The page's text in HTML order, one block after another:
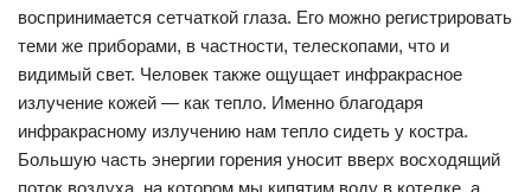
воспринимается сетчаткой глаза. Его можно регистрировать
теми же приборами, в частности, телескопами, что и
видимый свет. Человек также ощущает инфракрасное
излучение кожей — как тепло. Именно благодаря
инфракрасному излучению нам тепло сидеть у костра.
Большую часть энергии горения уносит вверх восходящий
поток воздуха, на котором мы кипятим воду в котелке, а